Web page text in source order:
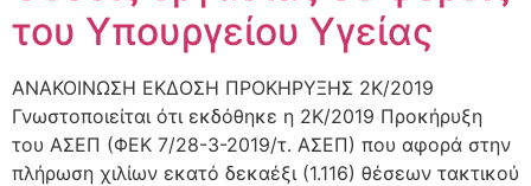
του Υπουργείου Υγείας
ΑΝΑΚΟΙΝΩΣΗ ΕΚΔΟΣΗ ΠΡΟΚΗΡΥΞΗΣ 2Κ/2019
Γνωστοποιείται ότι εκδόθηκε η 2Κ/2019 Προκήρυξη
του ΑΣΕΠ (ΦΕΚ 7/28-3-2019/τ. ΑΣΕΠ) που αφορά στην
πλήρωση χιλίων εκατό δεκαέξι (1.116) θέσεων τακτικού